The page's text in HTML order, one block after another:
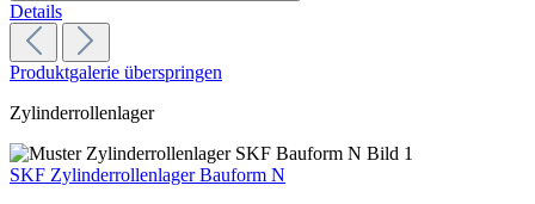
Details
Produktgalerie überspringen
Zylinderrollenlager
SKF Zylinderrollenlager Bauform N